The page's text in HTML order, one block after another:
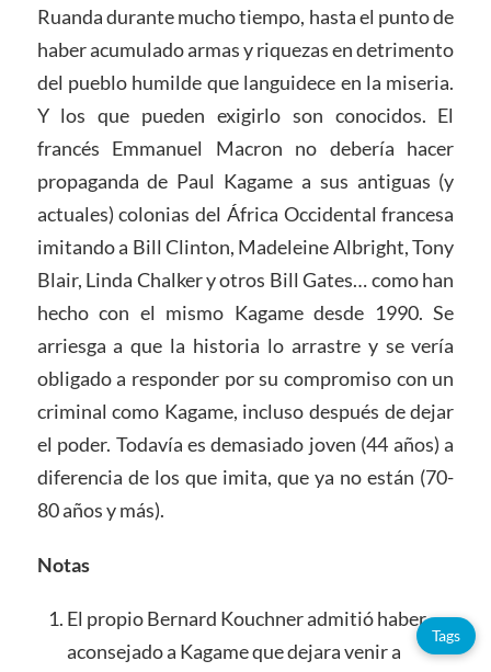
Ruanda durante mucho tiempo, hasta el punto de
haber acumulado armas y riquezas en detrimento
del pueblo humilde que languidece en la miseria.
Y los que pueden exigirlo son conocidos. El
francés Emmanuel Macron no debería hacer
propaganda de Paul Kagame a sus antiguas (y
actuales) colonias del África Occidental francesa
imitando a Bill Clinton, Madeleine Albright, Tony
Blair, Linda Chalker y otros Bill Gates… como han
hecho con el mismo Kagame desde 1990. Se
arriesga a que la historia lo arrastre y se vería
obligado a responder por su compromiso con un
criminal como Kagame, incluso después de dejar
el poder. Todavía es demasiado joven (44 años) a
diferencia de los que imita, que ya no están (70-
80 años y más).
Notas
El propio Bernard Kouchner admitió haber
aconsejado a Kagame que dejara venir a
Tags